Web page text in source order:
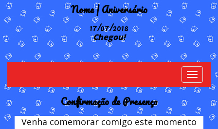
Nome | Aniversário
17/07/2018
Chegou!
Toggle
Confirmação de Presença
Venha comemorar comigo este momento